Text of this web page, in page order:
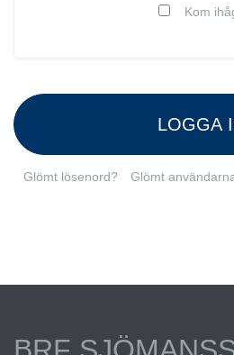
Kom
LOGGA
Glömt lösenord? Glömt